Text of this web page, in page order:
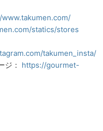
statics/stores
takumen_insta/
ジ： https://gourmet-